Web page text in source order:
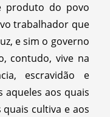
produto do povo
trabalhador que
e sim o governo
contudo, vive na
escravidão e
aos quais
cultiva e aos